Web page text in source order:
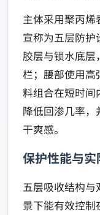
主体采用聚丙
宣称为五层防
胶层与锁水底
栏；腰部使用高
料组合在短时间
降低回渗几率
干爽感。
保护性能与
五层吸收结构
景下能有效控